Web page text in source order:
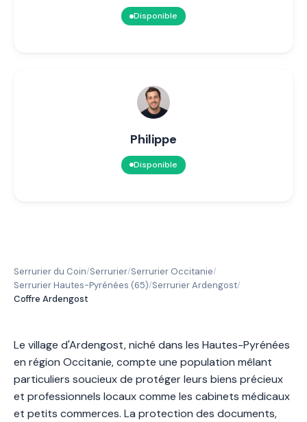
Disponible
Philippe
Disponible
Serrurier du Coin/Serrurier/Serrurier Occitanie/
Serrurier Hautes-Pyrénées (65)/Serrurier Ardengost/
Coffre Ardengost
Le village d'Ardengost, niché dans les Hautes-Pyrénées
en région Occitanie, compte une population mêlant
particuliers soucieux de protéger leurs biens précieux
et professionnels locaux comme les cabinets médicaux
et petits commerces. La protection des documents,